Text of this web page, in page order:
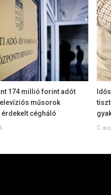
174 millió forint adót
műsorok
érdekelt cégháló